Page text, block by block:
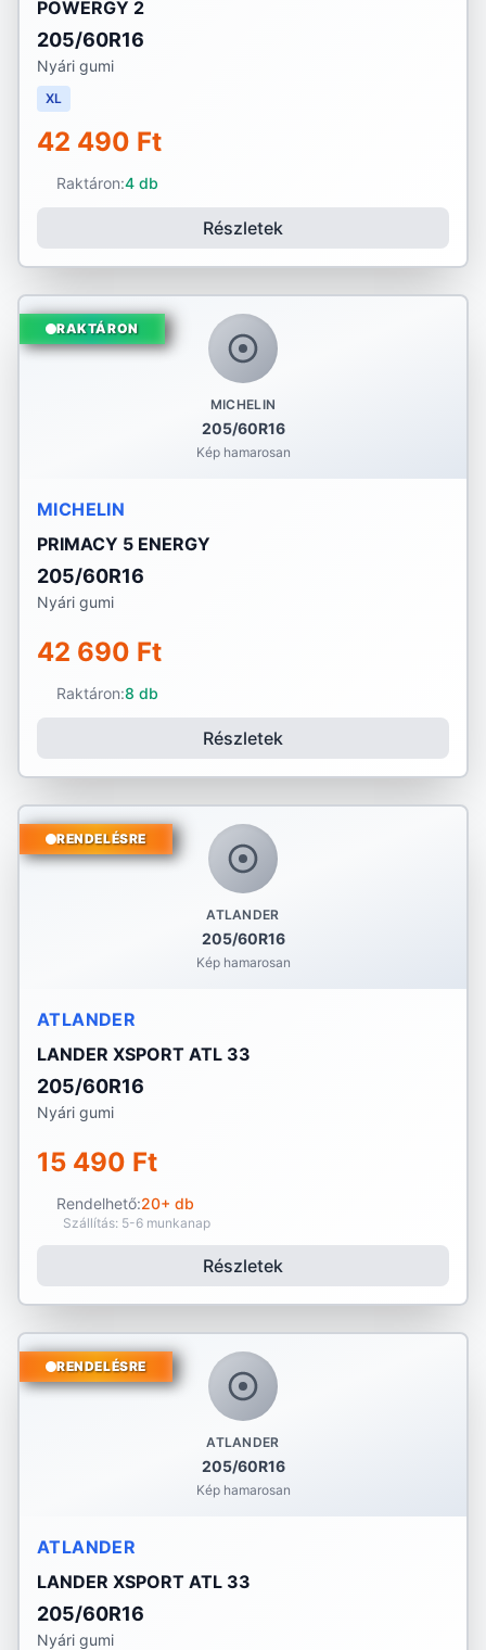
POWERGY 2
205/60R16
Nyári gumi
XL
42 490 Ft
Raktáron:4 db
Részletek
MICHELIN
205/60R16
Kép hamarosan
RAKTÁRON
MICHELIN
PRIMACY 5 ENERGY
205/60R16
Nyári gumi
42 690 Ft
Raktáron:8 db
Részletek
ATLANDER
205/60R16
Kép hamarosan
RENDELÉSRE
ATLANDER
LANDER XSPORT ATL 33
205/60R16
Nyári gumi
15 490 Ft
Rendelhető:20+ db
Szállítás: 5-6 munkanap
Részletek
ATLANDER
205/60R16
Kép hamarosan
RENDELÉSRE
ATLANDER
LANDER XSPORT ATL 33
205/60R16
Nyári gumi